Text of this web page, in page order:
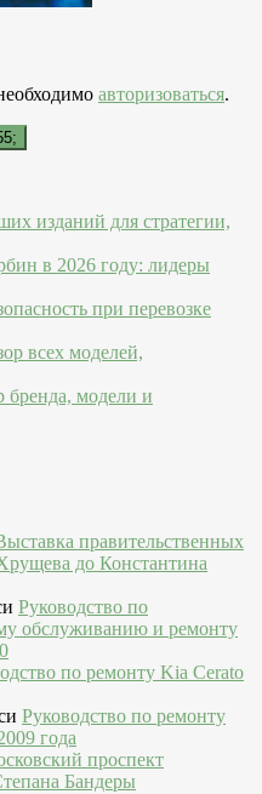
авторизоваться.
изданий для стратегии,
в 2026 году: лидеры
при перевозке
всех моделей,
бренда, модели и
правительственных
до Константина
Руководство по
обслуживанию и ремонту
по ремонту Kia Cerato
Руководство по ремонту
года
проспект
Бандеры